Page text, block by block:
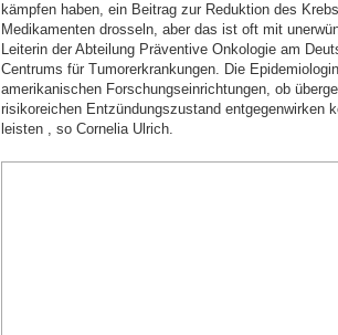
kämpfen haben, ein Beitrag zur Reduktion des
Medikamenten drosseln, aber das ist oft mit
Leiterin der Abteilung Präventive Onkologie am
Centrums für Tumorerkrankungen. Die
amerikanischen Forschungseinrichtungen, ob
risikoreichen Entzündungszustand entgegenwirken
leisten , so Cornelia Ulrich.